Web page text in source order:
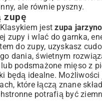
ale równie pyszny.
zupę
jestzupa
zupy i wlać do garnka,
do zupy, uzyskasz
dania, świetnym
podsmażone mięso z
będą idealne.
które łączą znane
potrafią być